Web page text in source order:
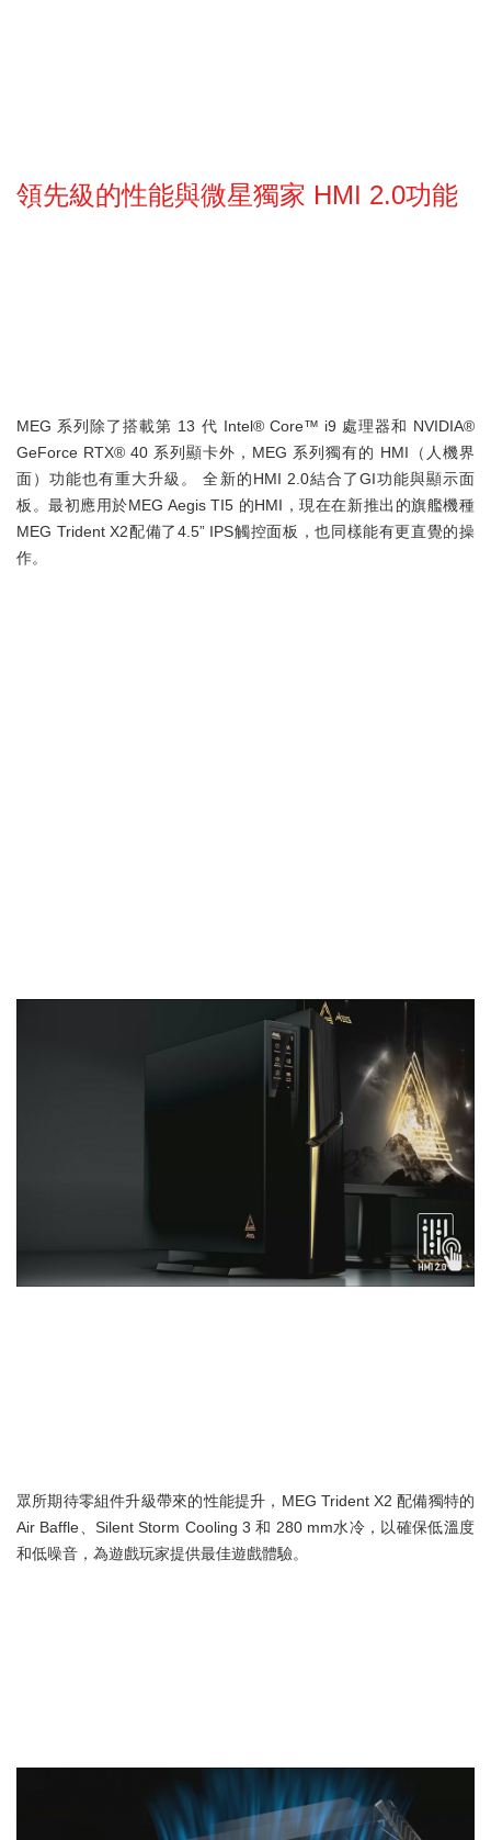
領先級的性能與微星獨家 HMI 2.0功能
MEG 系列除了搭載第 13 代 Intel® Core™ i9 處理器和 NVIDIA®
GeForce RTX® 40 系列顯卡外，MEG 系列獨有的 HMI（人機界
面）功能也有重大升級。 全新的HMI 2.0結合了GI功能與顯示面
板。最初應用於MEG Aegis TI5 的HMI，現在在新推出的旗艦機種
MEG Trident X2配備了4.5” IPS觸控面板，也同樣能有更直覺的操
作。
眾所期待零組件升級帶來的性能提升，MEG Trident X2 配備獨特的
Air Baffle、Silent Storm Cooling 3 和 280 mm水冷，以確保低溫度
和低噪音，為遊戲玩家提供最佳遊戲體驗。